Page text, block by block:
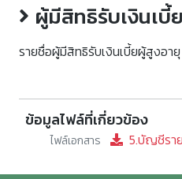
ผู้มีสิทธิรับเงินเ
รายชื่อผู้มีสิทธิรับเงินเบี้ยผู้สูงอา
ข้อมูลไฟล์ที่เกี่ยวข้อง
ไฟล์เอกสาร 5.บัญชีรา